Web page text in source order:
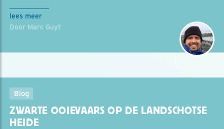
lees meer
Door Marc Guyt
Blog
ZWARTE OOIEVAARS OP DE LANDSCHOTSE
HEIDE